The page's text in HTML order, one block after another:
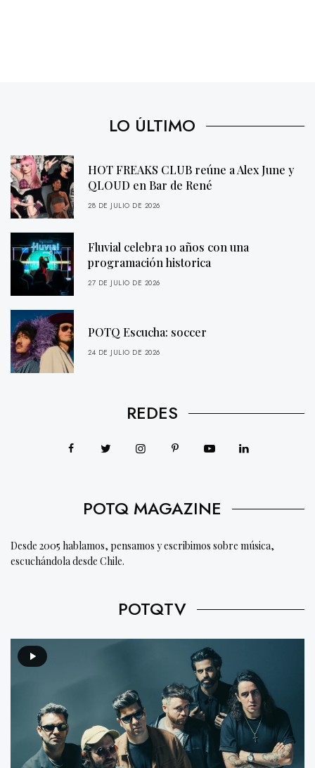
LO ÚLTIMO
HOT FREAKS CLUB reúne a Alex June y
QLOUD en Bar de René
28 DE JULIO DE 2026
Fluvial celebra 10 años con una
programación historica
27 DE JULIO DE 2026
POTQ Escucha: soccer
24 DE JULIO DE 2026
REDES
POTQ MAGAZINE
Desde 2005 hablamos, pensamos y escribimos sobre música,
escuchándola desde Chile.
POTQTV